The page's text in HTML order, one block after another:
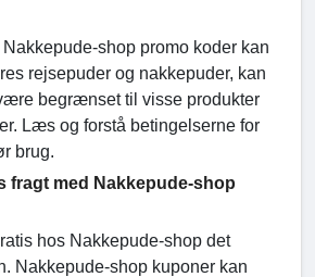
shop promo koder kan
rejsepuder og nakkepuder, kan
begrænset til visse produkter
Læs og forstå betingelserne for
brug.
fragt med Nakkepude-shop
hos Nakkepude-shop det
Nakkepude-shop kuponer kan